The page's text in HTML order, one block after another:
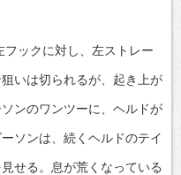
ックに対し、左ストレー
いは切られるが、起き上が
ンのワンツーに、ヘルドが
ソンは、続くヘルドのテイ
せる。息が荒くなっている